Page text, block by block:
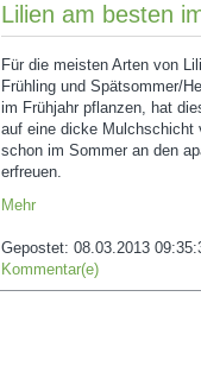
Lilien am besten
Für die meisten Arten von
Frühling und Spätsommer/
im Frühjahr pflanzen, hat
auf eine dicke Mulchschicht
schon im Sommer an den
erfreuen.
Mehr
Gepostet: 08.03.2013
Kommentar(e)